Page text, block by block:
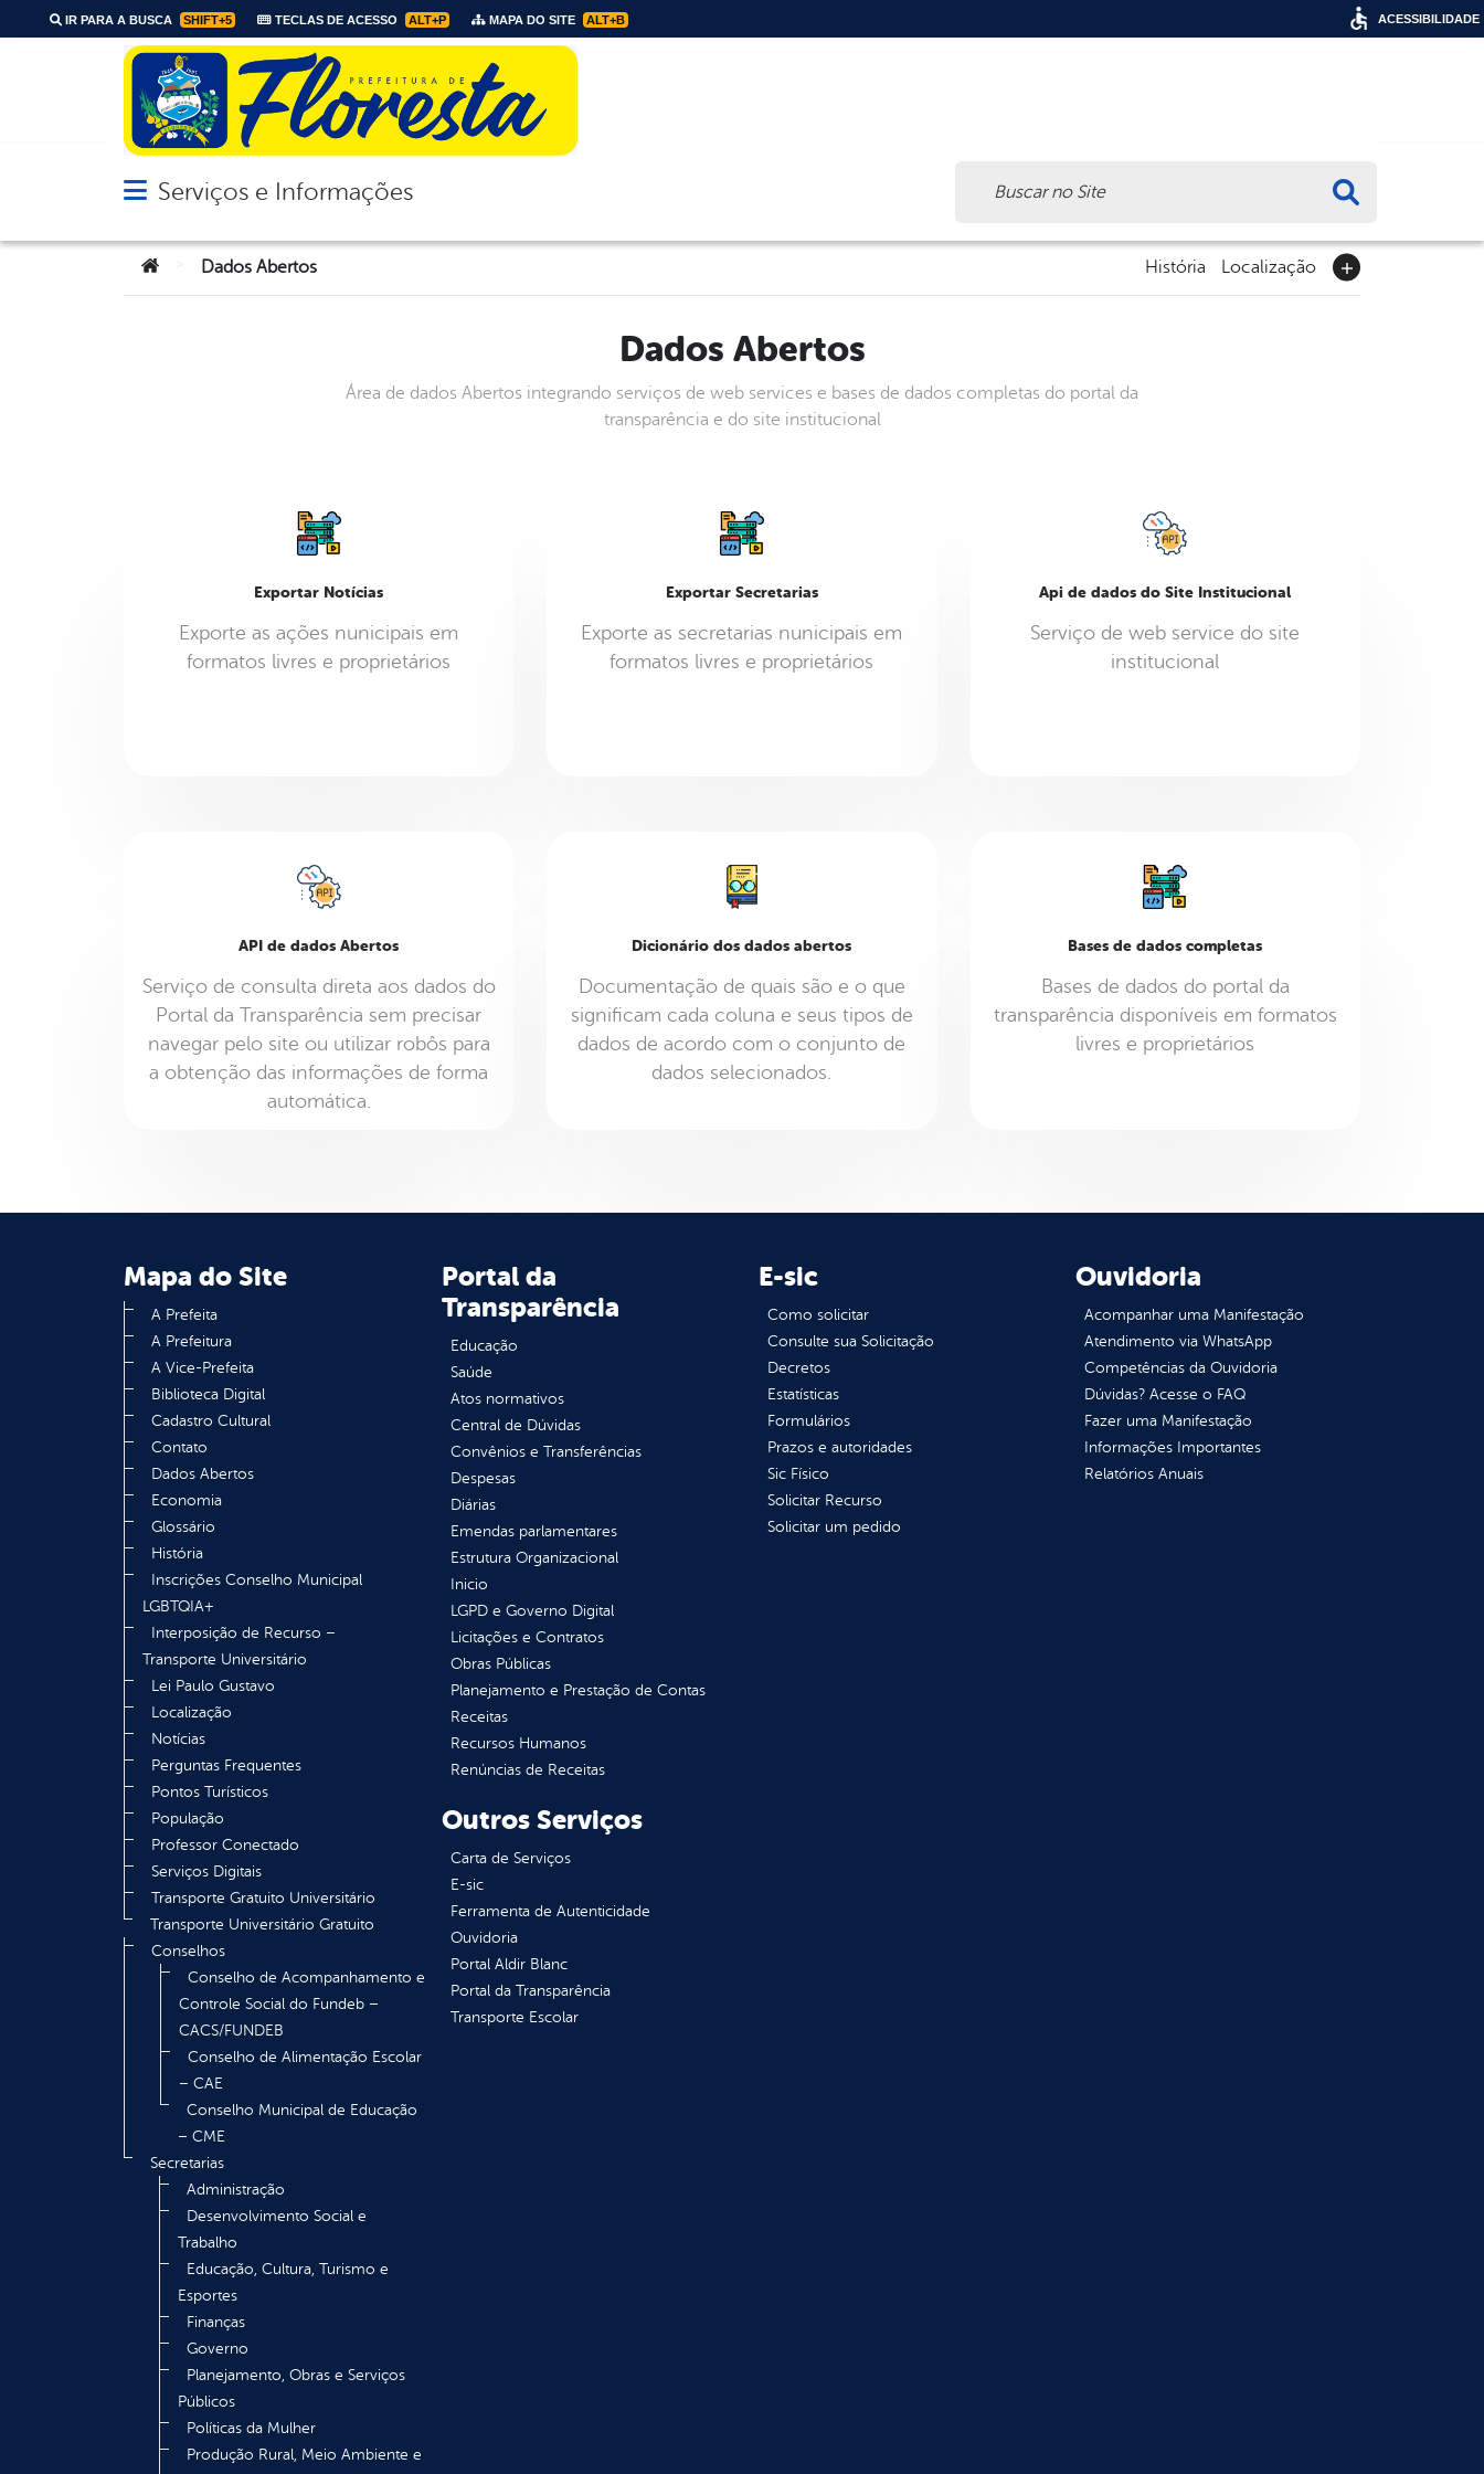
IR PARA A BUSCA SHIFT+5 TECLAS DE ACESSO ALT+P MAPA DO SITE ALT+B
Abrir menu principal de navegação
Serviços e Informações
Você está aqui:Dados Abertos História Localização
Dados Abertos
Área de dados Abertos integrando serviços de web services e bases de dados completas do portal da
transparência e do site institucional
Exportar Notícias
Exporte as ações nunicipais em
formatos livres e proprietários
Exportar Secretarias
Exporte as secretarias nunicipais em
formatos livres e proprietários
Api de dados do Site Institucional
Serviço de web service do site
institucional
API de dados Abertos
Serviço de consulta direta aos dados do
Portal da Transparência sem precisar
navegar pelo site ou utilizar robôs para
a obtenção das informações de forma
automática.
Dicionário dos dados abertos
Documentação de quais são e o que
significam cada coluna e seus tipos de
dados de acordo com o conjunto de
dados selecionados.
Bases de dados completas
Bases de dados do portal da
transparência disponíveis em formatos
livres e proprietários
Mapa do Site
A Prefeita
A Prefeitura
A Vice-Prefeita
Biblioteca Digital
Cadastro Cultural
Contato
Dados Abertos
Economia
Glossário
História
Inscrições Conselho Municipal
LGBTQIA+
Interposição de Recurso –
Transporte Universitário
Lei Paulo Gustavo
Localização
Notícias
Perguntas Frequentes
Pontos Turísticos
População
Professor Conectado
Serviços Digitais
Transporte Gratuito Universitário
Transporte Universitário Gratuito
Conselhos
Conselho de Acompanhamento e
Controle Social do Fundeb –
CACS/FUNDEB
Conselho de Alimentação Escolar
– CAE
Conselho Municipal de Educação
– CME
Secretarias
Administração
Desenvolvimento Social e
Trabalho
Educação, Cultura, Turismo e
Esportes
Finanças
Governo
Planejamento, Obras e Serviços
Públicos
Políticas da Mulher
Produção Rural, Meio Ambiente e
Portal da
Transparência
Educação
Saúde
Atos normativos
Central de Dúvidas
Convênios e Transferências
Despesas
Diárias
Emendas parlamentares
Estrutura Organizacional
Inicio
LGPD e Governo Digital
Licitações e Contratos
Obras Públicas
Planejamento e Prestação de Contas
Receitas
Recursos Humanos
Renúncias de Receitas
E-sic
Como solicitar
Consulte sua Solicitação
Decretos
Estatísticas
Formulários
Prazos e autoridades
Sic Físico
Solicitar Recurso
Solicitar um pedido
Ouvidoria
Acompanhar uma Manifestação
Atendimento via WhatsApp
Competências da Ouvidoria
Dúvidas? Acesse o FAQ
Fazer uma Manifestação
Informações Importantes
Relatórios Anuais
Outros Serviços
Carta de Serviços
E-sic
Ferramenta de Autenticidade
Ouvidoria
Portal Aldir Blanc
Portal da Transparência
Transporte Escolar
ACESSIBILIDADE